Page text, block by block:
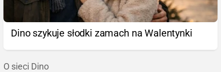
Dino szykuje słodki zamach na Walentynki
O sieci Dino